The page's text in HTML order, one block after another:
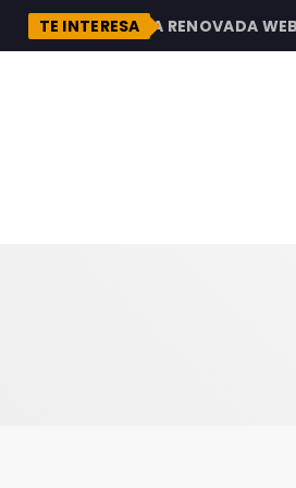
TE INTERESA
DESCUBRE LA RENOVADA WEB